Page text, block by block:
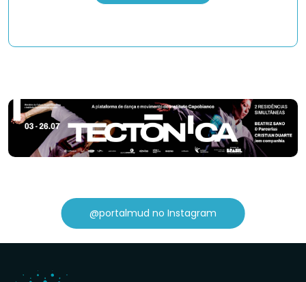
@portalmud no Instagram